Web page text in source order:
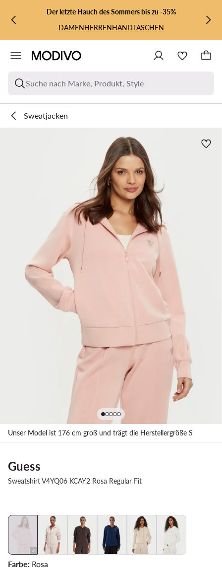
ZUM HAUPTINHALT SPRINGEN
ZUR SUCHEDer letzte Hauch des Sommers bis zu -35%
DAMENHERRENHANDTASCHEN
Suche nach Marke, Produkt, Style
Sweatjacken
Unser Model ist 176 cm groß und trägt die Herstellergröße S
Guess
Sweatshirt V4YQ06 KCAY2 Rosa Regular Fit
Farbe: Rosa